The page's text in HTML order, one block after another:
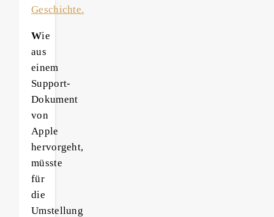
Geschichte.
Wie
aus
einem
Support-
Dokument
von
Apple
hervorgeht,
müsste
für
die
Umstellung